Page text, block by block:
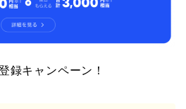
録キャンペーン！